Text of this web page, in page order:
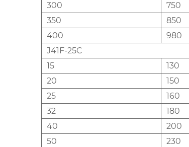
300
750
350
850
400
980
J41F-25C
15
130
20
150
25
160
32
180
40
200
50
230